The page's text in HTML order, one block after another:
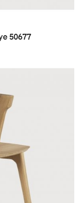
50677